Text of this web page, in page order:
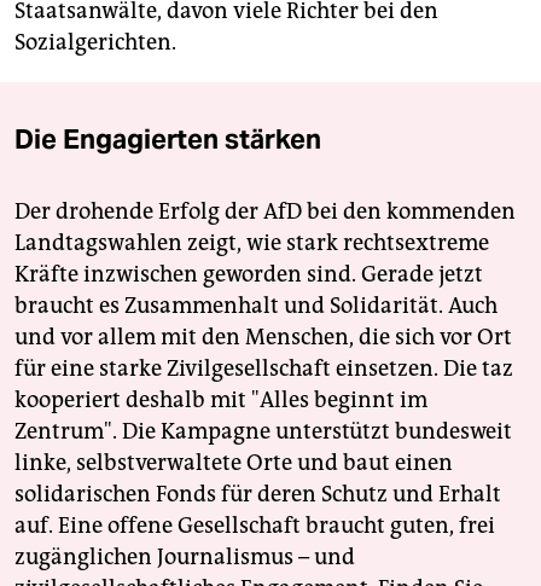
Staatsanwälte, davon viele Richter bei den
Sozialgerichten.
Die Engagierten stärken
Der drohende Erfolg der AfD bei den kommenden
Landtagswahlen zeigt, wie stark rechtsextreme
Kräfte inzwischen geworden sind. Gerade jetzt
braucht es Zusammenhalt und Solidarität. Auch
und vor allem mit den Menschen, die sich vor Ort
für eine starke Zivilgesellschaft einsetzen. Die taz
kooperiert deshalb mit "Alles beginnt im
Zentrum". Die Kampagne unterstützt bundesweit
linke, selbstverwaltete Orte und baut einen
solidarischen Fonds für deren Schutz und Erhalt
auf. Eine offene Gesellschaft braucht guten, frei
zugänglichen Journalismus – und